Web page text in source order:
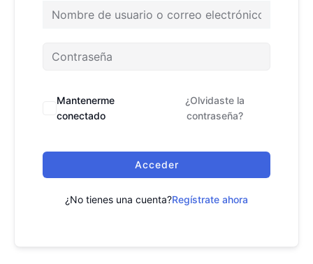
Mantenerme
conectado
¿Olvidaste la
contraseña?
Acceder
¿No tienes una cuenta?Regístrate ahora